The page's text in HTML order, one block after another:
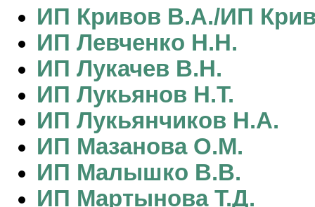
ИП Кривов В.А./ИП
ИП Левченко Н.Н.
ИП Лукачев В.Н.
ИП Лукьянов Н.Т.
ИП Лукьянчиков Н.А.
ИП Мазанова О.М.
ИП Малышко В.В.
ИП Мартынова Т.Д.